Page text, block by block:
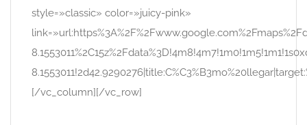
style=»classic» color=»juicy-pink»
[/vc_column][/vc_row]